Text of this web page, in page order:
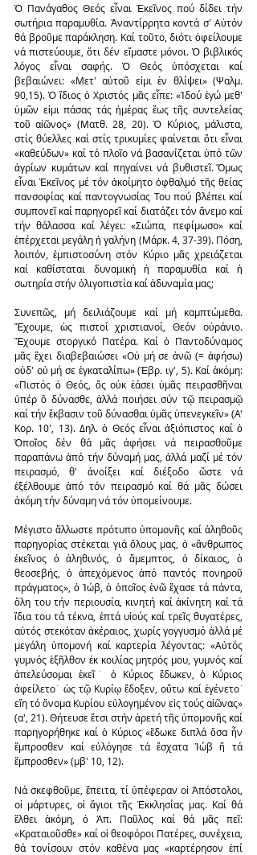
Ὁ Πανάγαθος Θεός εἶναι Ἐκεῖνος πού δίδει τήν
σωτήρια παραμυθία. Ἀναντίρρητα κοντά σ' Αὐτόν
θά βροῦμε παράκληση. Καί τοῦτο, διότι ὀφείλουμε
νά πιστεύουμε, ὅτι δέν εἴμαστε μόνοι. Ὁ βιβλικός
λόγος εἶναι σαφής. Ὁ Θεός ὑπόσχεται καί
βεβαιώνει: «Μετ' αὐτοῦ εἰμι ἐν θλίψει» (Ψαλμ.
90,15). Ὁ ἴδιος ὁ Χριστός μᾶς εἶπε: «Ἰδού ἐγώ μεθ'
ὑμῶν εἰμι πάσας τάς ἡμέρας ἕως τῆς συντελείας
τοῦ αἰῶνος» (Ματθ. 28, 20). Ὁ Κύριος, μάλιστα,
στίς θύελλες καί στίς τρικυμίες φαίνεται ὅτι εἶναι
«καθεύδων» καί τό πλοῖο νά βασανίζεται ὑπό τῶν
ἀγρίων κυμάτων καί πηγαίνει νά βυθιστεῖ. Ὅμως
εἶναι Ἐκεῖνος μέ τόν ἀκοίμητο ὀφθαλμό τῆς θείας
πανσοφίας καί παντογνωσίας Του πού βλέπει καί
συμπονεῖ καί παρηγορεῖ καί διατάζει τόν ἄνεμο καί
τήν θάλασσα καί λέγει: «Σιώπα, πεφίμωσο» καί
ἐπέρχεται μεγάλη ἡ γαλήνη (Μάρκ. 4, 37-39). Πόση,
λοιπόν, ἐμπιστοσύνη στόν Κύριο μᾶς χρειάζεται
καί καθίσταται δυναμική ἡ παραμυθία καί ἡ
σωτηρία στήν ὀλιγοπιστία καί ἀδυναμία μας;
Συνεπῶς, μή δειλιάζουμε καί μή καμπτώμεθα.
Ἔχουμε, ὡς πιστοί χριστιανοί, Θεόν οὐράνιο.
Ἔχουμε στοργικό Πατέρα. Καί ὁ Παντοδύναμος
μᾶς ἔχει διαβεβαιώσει «Οὐ μή σε ἀνῶ (= ἀφήσω)
οὐδ' οὐ μή σε ἐγκαταλίπω» (Ἑβρ. ιγ', 5). Καί ἀκόμη:
«Πιστός ὁ Θεός, ὅς οὐκ ἐάσει ὑμᾶς πειρασθῆναι
ὑπέρ ὃ δύνασθε, ἀλλά ποιήσει σύν τῷ πειρασμῷ
καί τήν ἔκβασιν τοῦ δύνασθαι ὑμᾶς ὑπενεγκεῖν» (Α'
Κορ. 10', 13). Δηλ. ὁ Θεός εἶναι ἀξιόπιστος καί ὁ
Ὁποῖος δέν θά μᾶς ἀφήσει νά πειρασθοῦμε
παραπάνω ἀπό τήν δύναμή μας, ἀλλά μαζί μέ τόν
πειρασμό, θ' ἀνοίξει καί διέξοδο ὥστε νά
ἐξέλθουμε ἀπό τόν πειρασμό καί θά μᾶς δώσει
ἀκόμη τήν δύναμη νά τόν ὑπομείνουμε.
Μέγιστο ἄλλωστε πρότυπο ὑπομονῆς καί ἀληθοῦς
παρηγορίας στέκεται γιά ὅλους μας, ὁ «ἄνθρωπος
ἐκεῖνος ὁ ἀληθινός, ὁ ἄμεμπτος, ὁ δίκαιος, ὁ
θεοσεβής, ὁ ἀπεχόμενος ἀπό παντός πονηροῦ
πράγματος», ὁ Ἰώβ, ὁ ὁποῖος ἐνῶ ἔχασε τά πάντα,
ὅλη του τήν περιουσία, κινητή καί ἀκίνητη καί τά
ἴδια του τά τέκνα, ἑπτά υἱούς καί τρεῖς θυγατέρες,
αὐτός στεκόταν ἀκέραιος, χωρίς γογγυσμό ἀλλά μέ
μεγάλη ὑπομονή καί καρτερία λέγοντας: «Αὐτός
γυμνός ἐξῆλθον ἐκ κοιλίας μητρός μου, γυμνός καί
ἀπελεύσομαι ἐκεῖ˙ ὁ Κύριος ἔδωκεν, ὁ Κύριος
ἀφείλετο˙ ὡς τῷ Κυρίῳ ἔδοξεν, οὕτω καί ἐγένετο˙
εἴη τό ὄνομα Κυρίου εὐλογημένον εἰς τούς αἰῶνας»
(α', 21). Θήτευσε ἔτσι στήν ἀρετή τῆς ὑπομονῆς καί
παρηγορήθηκε καί ὁ Κύριος «ἔδωκε διπλά ὅσα ἦν
ἔμπροσθεν καί εὐλόγησε τά ἔσχατα Ἰώβ ἤ τά
ἔμπροσθεν» (μβ' 10, 12).
Νά σκεφθοῦμε, ἔπειτα, τί ὑπέφεραν οἱ Ἀπόστολοι,
οἱ μάρτυρες, οἱ ἅγιοι τῆς Ἐκκλησίας μας. Καί θά
ἔλθει ἀκόμη, ὁ Ἀπ. Παῦλος καί θά μᾶς πεῖ:
«Κραταιοῦσθε» καί οἱ θεοφόροι Πατέρες, συνέχεια,
θά τονίσουν στόν καθένα μας «καρτέρησον ἐπί